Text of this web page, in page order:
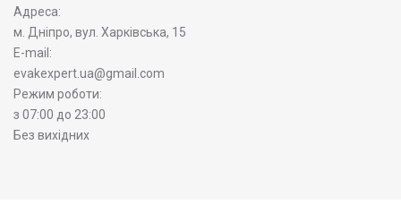
Адреса:
м. Дніпро, вул. Харківська, 15
E-mail:
evakexpert.ua@gmail.com
Режим роботи:
з 07:00 до 23:00
Без вихідних